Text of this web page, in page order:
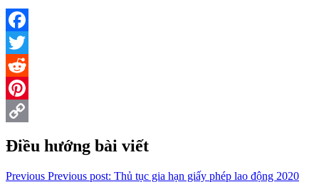
Facebook
Twitter
Reddit
Pinterest
Điều hướng bài viết
Previous Previous post: Thủ tục gia hạn giấy phép lao động 2020